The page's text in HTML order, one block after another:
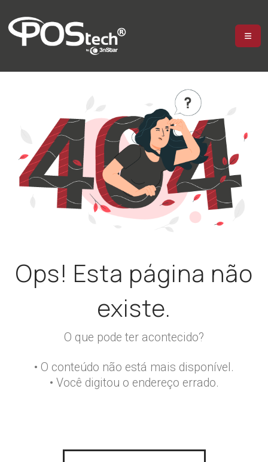
Ops! Esta página não
existe.
O que pode ter acontecido?
• O conteúdo não está mais disponível.
• Você digitou o endereço errado.